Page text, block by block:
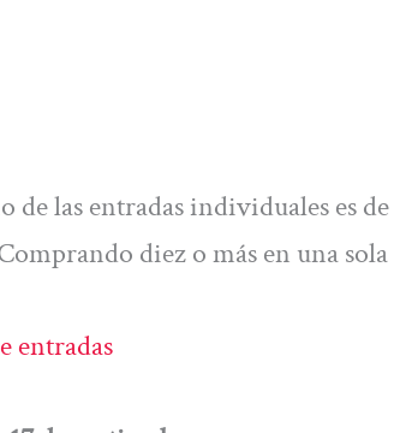
de las entradas individuales es de
diez o más en una
entradas